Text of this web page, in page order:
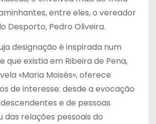
entre eles, o vereador
Desporto, Pedro Oliveira.
designação é inspirada num
que existia em Ribeira de Pena,
«Maria Moisés», oferece
de interesse: desde a evocação
e de pessoas
das relações pessoais do